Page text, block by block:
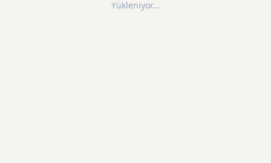
Yükleniyor...